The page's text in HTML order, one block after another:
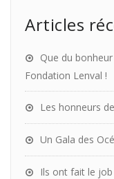
Articles
Que du
Fondation Lenval !
Les honneurs
Un Gala des
Ils ont fait le